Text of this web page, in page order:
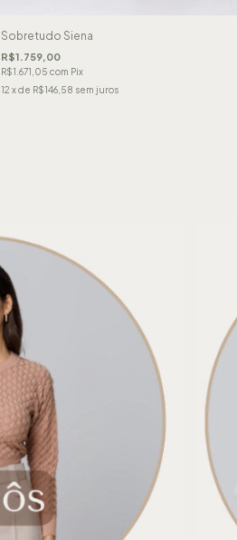
Sobretudo Siena
R$1.759,00
R$1.671,05 com Pix
12 x de R$146,58 sem juros